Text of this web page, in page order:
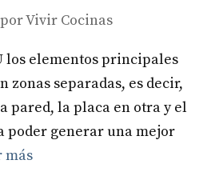
porVivir Cocinas
los elementos principales
zonas separadas, es decir,
pared, la placa en otra y el
poder generar una mejor
más